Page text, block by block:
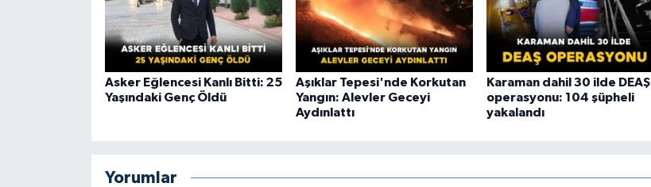
Asker Eğlencesi Kanlı Bitti: 25
Yaşındaki Genç Öldü
Aşıklar Tepesi'nde Korkutan
Yangın: Alevler Geceyi
Aydınlattı
Karaman dahil 30 ilde DEAŞ
operasyonu: 104 şüpheli
yakalandı
Yorumlar